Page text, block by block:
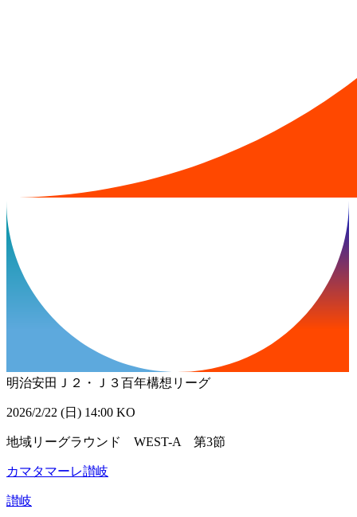
明治安田Ｊ２・Ｊ３百年構想リーグ
2026/2/22 (日) 14:00 KO
地域リーグラウンド WEST-A 第3節
カマタマーレ讃岐
讃岐